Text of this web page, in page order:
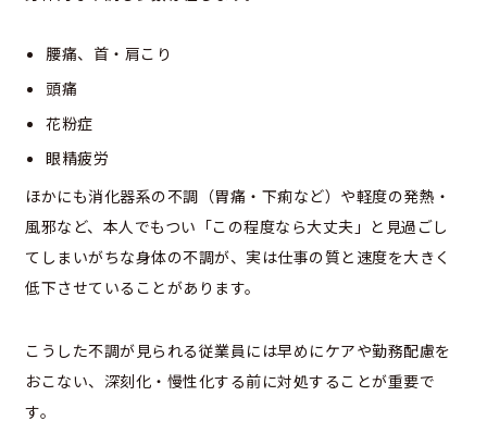
腰痛、首・肩こり
頭痛
花粉症
眼精疲労
ほかにも消化器系の不調（胃痛・下痢など）や軽度の発熱・
風邪など、本人でもつい「この程度なら大丈夫」と見過ごし
てしまいがちな身体の不調が、実は仕事の質と速度を大きく
低下させていることがあります。
こうした不調が見られる従業員には早めにケアや勤務配慮を
おこない、深刻化・慢性化する前に対処することが重要で
す。